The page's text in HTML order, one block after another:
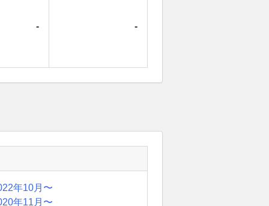
- -
年10月〜
年11月〜